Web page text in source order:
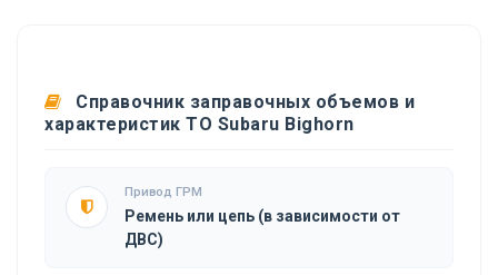
Справочник заправочных объемов и
характеристик ТО Subaru Bighorn
Привод ГРМ
Ремень или цепь (в зависимости от
ДВС)